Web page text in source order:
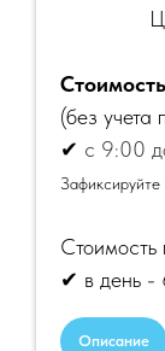
(без учета
✔ с 9:00
Стоимость
✔ в день -
Описание